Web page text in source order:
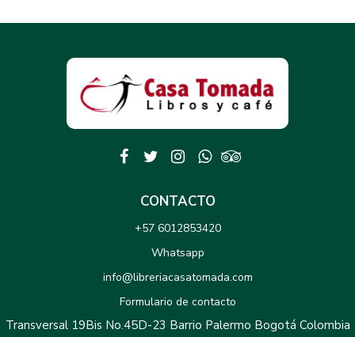
CONTACTO
+57 6012853420
Whatsapp
info@libreriacasatomada.com
Formulario de contacto
Transversal 19Bis No.45D-23 Barrio Palermo Bogotá Colombia